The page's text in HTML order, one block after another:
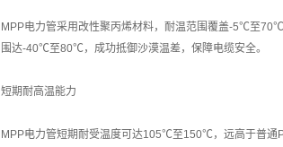
MPP电力管采用改性聚丙烯材料，耐温范围覆盖-5℃至
围达-40℃至80℃，成功抵御沙漠温差，保障电缆安全。
短期耐高温能力
MPP电力管短期耐受温度可达105℃至150℃，远高于普通